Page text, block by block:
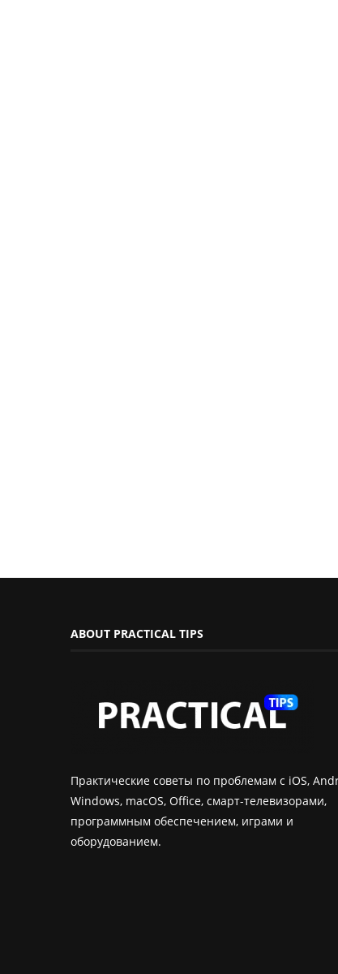
ABOUT PRACTICAL TIPS
Практические советы по проблемам с iOS,
Windows, macOS, Office, смарт-телевизорами,
программным обеспечением, играми и
оборудованием.